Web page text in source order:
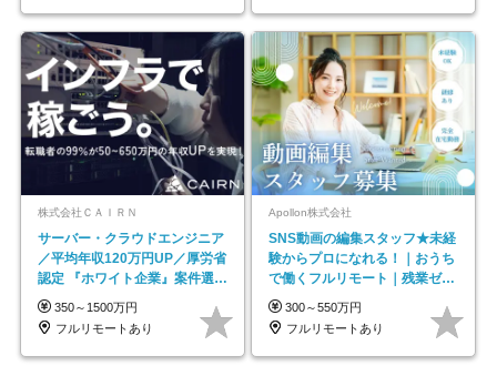
株式会社ＣＡＩＲＮ
サーバー・クラウドエンジニア
／平均年収120万円UP／厚労省
認定 『ホワイト企業』案件選択
制度／年休129日
350～1500万円
フルリモートあり
Apollon株式会社
SNS動画の編集スタッフ★未経
験からプロになれる！｜おうち
で働くフルリモート｜残業ゼロ
で18時退勤◎
300～550万円
フルリモートあり